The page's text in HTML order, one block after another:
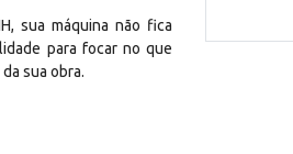
sua máquina não fica
para focar no que
sua obra.